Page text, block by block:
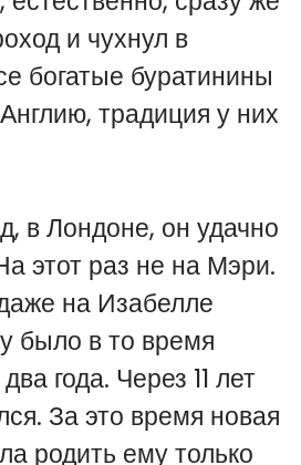
и чухнул в
богатые буратинины
традиция у них
в Лондоне, он удачно
этот раз не на Мэри.
на Изабелле
было в то время
года. Через 11 лет
За это время новая
родить ему только